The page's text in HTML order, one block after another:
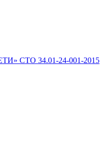
СТО 34.01-24-001-2015